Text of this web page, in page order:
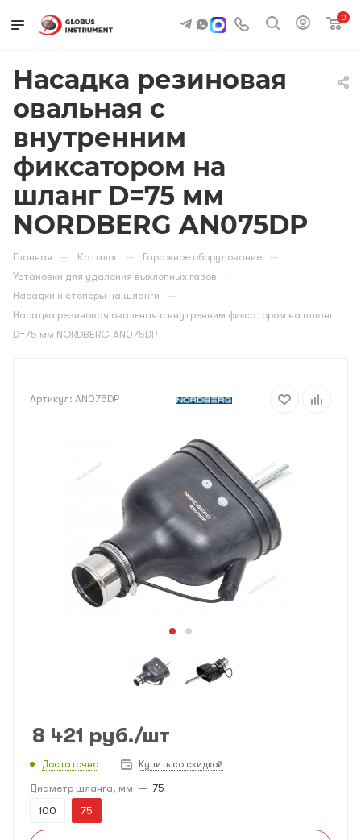
0
Насадка резиновая
овальная с
внутренним
фиксатором на
шланг D=75 мм
NORDBERG AN075DP
Главная — Каталог — Гаражное оборудование —
Установки для удаления выхлопных газов —
Насадки и стопоры на шланги —
Насадка резиновая овальная с внутренним фиксатором на шланг
D=75 мм NORDBERG AN075DP
Артикул: AN075DP
8 421 руб./шт
Достаточно Купить со скидкой
Диаметр шланга, мм — 75
100
75